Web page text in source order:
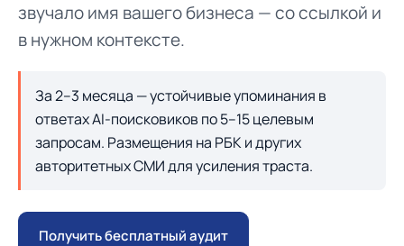
звучало имя вашего бизнеса — со ссылкой и
в нужном контексте.
За 2–3 месяца — устойчивые упоминания в
ответах AI-поисковиков по 5–15 целевым
запросам. Размещения на РБК и других
авторитетных СМИ для усиления траста.
Получить бесплатный аудит